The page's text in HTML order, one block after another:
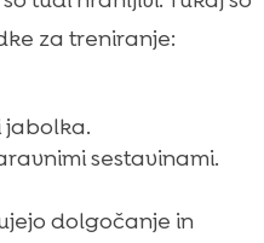
za treniranje:
jabolka.
sestavinami.
dolgočanje in